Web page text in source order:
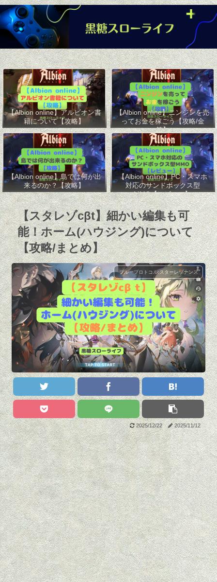
【Albion online】アルビオン書
籍について【攻略】
【Albion online】ニンジンを売
ってお金を稼ごう【攻略/金
策】
【Albion online】島では何が出
来るのか？【攻略】
【Albion online】PC・スマホ
対応のサンドボックス型
MMO【レビュー】
【スタレゾcβt】細かい編集も可
能！ホーム(ハウジング)について
【攻略/まとめ】
ブループロトコル:スターレゾナンス
2025/12/22 2025/11/12